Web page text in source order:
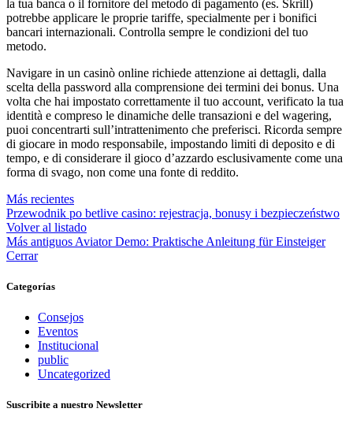
la tua banca o il fornitore del metodo di pagamento (es. Skrill)
potrebbe applicare le proprie tariffe, specialmente per i bonifici
bancari internazionali. Controlla sempre le condizioni del tuo
metodo.
Navigare in un casinò online richiede attenzione ai dettagli, dalla
scelta della password alla comprensione dei termini dei bonus. Una
volta che hai impostato correttamente il tuo account, verificato la tua
identità e compreso le dinamiche delle transazioni e del wagering,
puoi concentrarti sull’intrattenimento che preferisci. Ricorda sempre
di giocare in modo responsabile, impostando limiti di deposito e di
tempo, e di considerare il gioco d’azzardo esclusivamente come una
forma di svago, non come una fonte di reddito.
Más recientes
Przewodnik po betlive casino: rejestracja, bonusy i bezpieczeństwo
Volver al listado
Más antiguos Aviator Demo: Praktische Anleitung für Einsteiger
Cerrar
Categorías
Consejos
Eventos
Institucional
public
Uncategorized
Suscribite a nuestro Newsletter